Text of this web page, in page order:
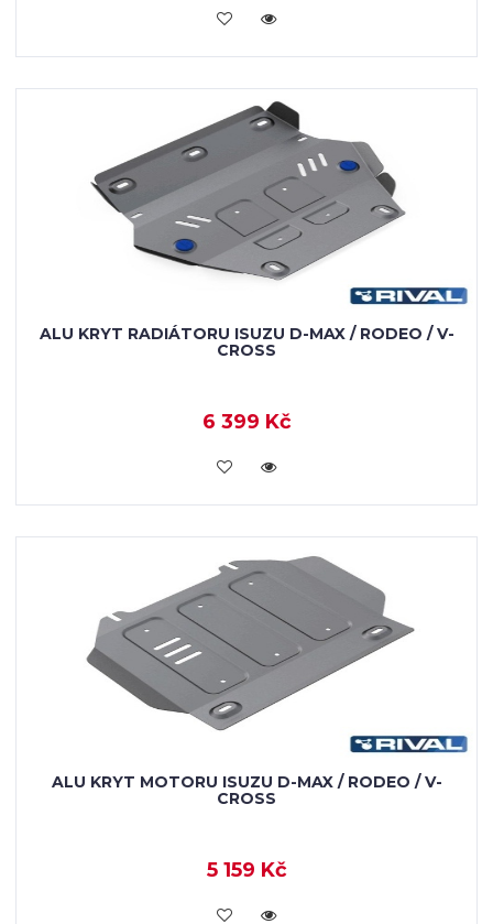
KOUPIT
ALU KRYT RADIÁTORU ISUZU D-MAX / RODEO / V-
CROSS
6 399 Kč
KOUPIT
ALU KRYT MOTORU ISUZU D-MAX / RODEO / V-
CROSS
5 159 Kč
KOUPIT